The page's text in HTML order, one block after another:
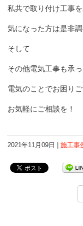
私共で取り付け工事
気になった方は是非
そして
その他電気工事も承
電気のことでお困り
お気軽にご相談を！
2021年11月09日 | 施工事